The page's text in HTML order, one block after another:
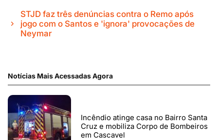
STJD faz três denúncias contra o Remo após
jogo com o Santos e 'ignora' provocações de
Neymar
Notícias Mais Acessadas Agora
Incêndio atinge casa no Bairro Santa
Cruz e mobiliza Corpo de Bombeiros
em Cascavel